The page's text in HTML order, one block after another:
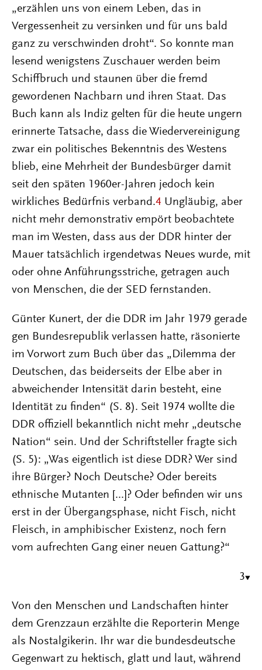
„erzählen uns von einem Leben, das in
Vergessenheit zu versinken und für uns bald
ganz zu verschwinden droht“. So konnte man
lesend wenigstens Zuschauer werden beim
Schiffbruch und staunen über die fremd
gewordenen Nachbarn und ihren Staat. Das
Buch kann als Indiz gelten für die heute ungern
erinnerte Tatsache, dass die Wiedervereinigung
zwar ein politisches Bekenntnis des Westens
blieb, eine Mehrheit der Bundesbürger damit
seit den späten 1960er-Jahren jedoch kein
wirkliches Bedürfnis verband.4 Ungläubig, aber
nicht mehr demonstrativ empört beobachtete
man im Westen, dass aus der DDR hinter der
Mauer tatsächlich irgendetwas Neues wurde, mit
oder ohne Anführungsstriche, getragen auch
von Menschen, die der SED fernstanden.
Günter Kunert, der die DDR im Jahr 1979 gerade
gen Bundesrepublik verlassen hatte, räsonierte
im Vorwort zum Buch über das „Dilemma der
Deutschen, das beiderseits der Elbe aber in
abweichender Intensität darin besteht, eine
Identität zu finden“ (S. 8). Seit 1974 wollte die
DDR offiziell bekanntlich nicht mehr „deutsche
Nation“ sein. Und der Schriftsteller fragte sich
(S. 5): „Was eigentlich ist diese DDR? Wer sind
ihre Bürger? Noch Deutsche? Oder bereits
ethnische Mutanten [...]? Oder befinden wir uns
erst in der Übergangsphase, nicht Fisch, nicht
Fleisch, in amphibischer Existenz, noch fern
vom aufrechten Gang einer neuen Gattung?“
3
Von den Menschen und Landschaften hinter
dem Grenzzaun erzählte die Reporterin Menge
als Nostalgikerin. Ihr war die bundesdeutsche
Gegenwart zu hektisch, glatt und laut, während